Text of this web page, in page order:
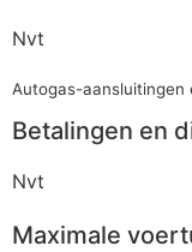
Nvt
Autogas-aansluitingen
Betalingen en
Nvt
Maximale